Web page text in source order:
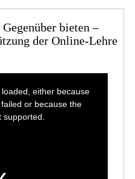
bieten –
der Online-Lehre
either because
or because the